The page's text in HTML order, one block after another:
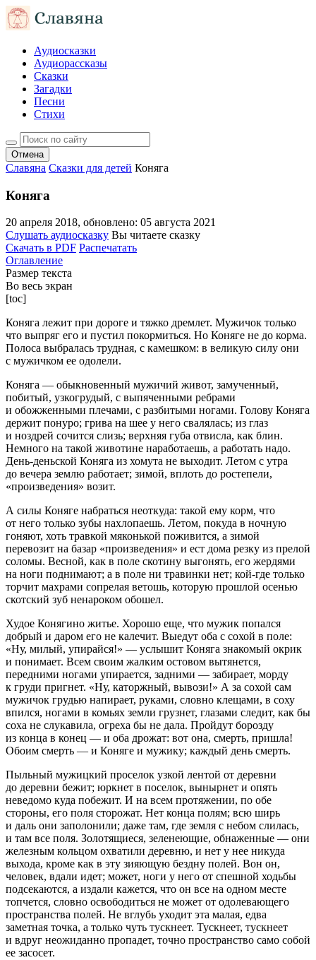
Аудиосказки
Аудиорассказы
Сказки
Загадки
Песни
Стихи
Отмена
Славяна Сказки для детей Коняга
Коняга
20 апреля 2018, обновлено: 05 августа 2021
Слушать аудиосказку Вы читаете сказку
Скачать в PDF Распечатать
Оглавление
Размер текста
Во весь экран
[toc]
Коняга лежит при дороге и тяжко дремлет. Мужичок только
что выпряг его и пустил покормиться. Но Коняге не до корма.
Полоса выбралась трудная, с камешком: в великую силу они
с мужичком ее одолели.
Коняга — обыкновенный мужичий живот, замученный,
побитый, узкогрудый, с выпяченными ребрами
и обожженными плечами, с разбитыми ногами. Голову Коняга
держит понуро; грива на шее у него свалялась; из глаз
и ноздрей сочится слизь; верхняя губа отвисла, как блин.
Немного на такой животине наработаешь, а работать надо.
День-деньской Коняга из хомута не выходит. Летом с утра
до вечера землю работает; зимой, вплоть до ростепели,
«произведения» возит.
А силы Коняге набраться неоткуда: такой ему корм, что
от него только зубы нахлопаешь. Летом, покуда в ночную
гоняют, хоть травкой мяконькой поживится, а зимой
перевозит на базар «произведения» и ест дома резку из прелой
соломы. Весной, как в поле скотину выгонять, его жердями
на ноги поднимают; а в поле ни травинки нет; кой-где только
торчит махрами сопрелая ветошь, которую прошлой осенью
скотский зуб ненароком обошел.
Худое Конягино житье. Хорошо еще, что мужик попался
добрый и даром его не калечит. Выедут оба с сохой в поле:
«Ну, милый, упирайся!» — услышит Коняга знакомый окрик
и понимает. Всем своим жалким остовом вытянется,
передними ногами упирается, задними — забирает, морду
к груди пригнет. «Ну, каторжный, вывози!» А за сохой сам
мужичок грудью напирает, руками, словно клещами, в соху
впился, ногами в комьях земли грузнет, глазами следит, как бы
соха не слукавила, огреха бы не дала. Пройдут борозду
из конца в конец — и оба дрожат: вот она, смерть, пришла!
Обоим смерть — и Коняге и мужику; каждый день смерть.
Пыльный мужицкий проселок узкой лентой от деревни
до деревни бежит; юркнет в поселок, вынырнет и опять
неведомо куда побежит. И на всем протяжении, по обе
стороны, его поля сторожат. Нет конца полям; всю ширь
и даль они заполонили; даже там, где земля с небом слилась,
и там все поля. Золотящиеся, зеленеющие, обнаженные — они
железным кольцом охватили деревню, и нет у нее никуда
выхода, кроме как в эту зияющую бездну полей. Вон он,
человек, вдали идет; может, ноги у него от спешной ходьбы
подсекаются, а издали кажется, что он все на одном месте
топчется, словно освободиться не может от одолевающего
пространства полей. Не вглубь уходит эта малая, едва
заметная точка, а только чуть тускнеет. Тускнеет, тускнеет
и вдруг неожиданно пропадет, точно пространство само собой
ее засосет.